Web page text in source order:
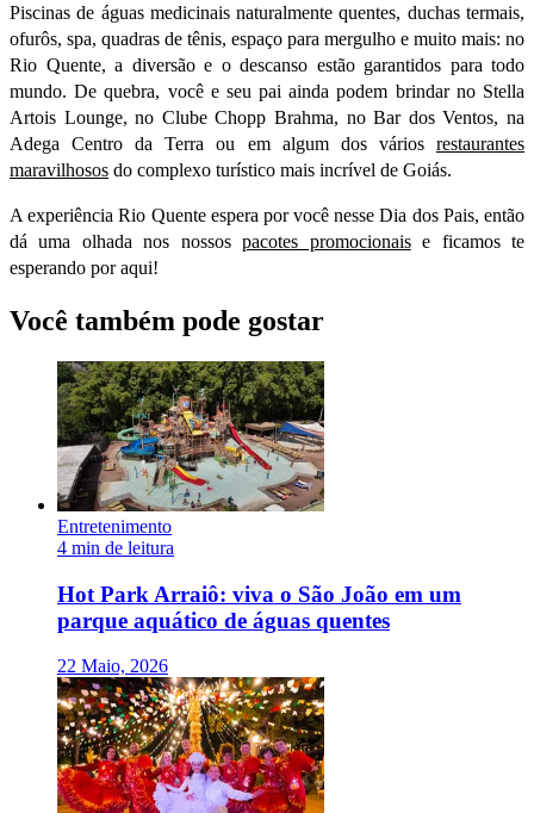
Piscinas de águas medicinais naturalmente quentes, duchas termais,
ofurôs, spa, quadras de tênis, espaço para mergulho e muito mais: no
Rio Quente, a diversão e o descanso estão garantidos para todo
mundo. De quebra, você e seu pai ainda podem brindar no Stella
Artois Lounge, no Clube Chopp Brahma, no Bar dos Ventos, na
Adega Centro da Terra ou em algum dos vários restaurantes
maravilhosos do complexo turístico mais incrível de Goiás.
A experiência Rio Quente espera por você nesse Dia dos Pais, então
dá uma olhada nos nossospacotes promocionaise ficamos te
esperando por aqui!
Você também pode gostar
Entretenimento
4 min de leitura
Hot Park Arraiô: viva o São João em um
parque aquático de águas quentes
22 Maio, 2026